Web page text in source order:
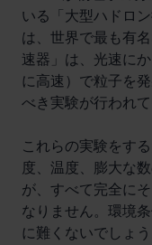
いる「大型ハドロ
は、世界で最も有
速器」は、光速に
に高速）で粒子を
べき実験が行われて
これらの実験をす
度、温度、膨大な
が、すべて完全に
なりません。環境
に難くないでしょ